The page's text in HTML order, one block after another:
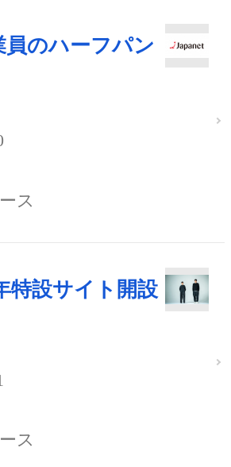
員のハーフパン
ス
特設サイト開設
ス